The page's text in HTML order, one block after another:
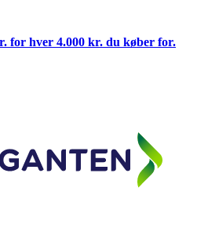
for hver 4.000 kr. du køber for.